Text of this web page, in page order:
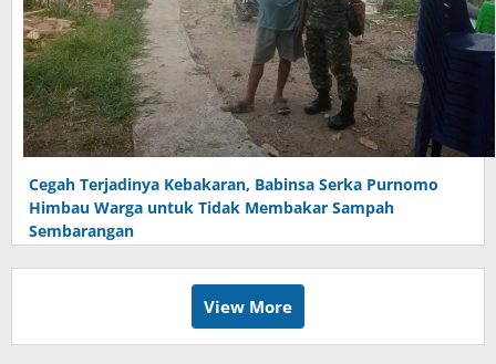
Cegah Terjadinya Kebakaran, Babinsa Serka Purnomo
Himbau Warga untuk Tidak Membakar Sampah
Sembarangan
View More